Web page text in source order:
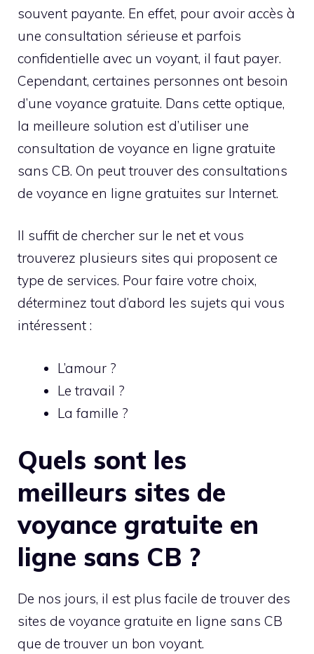
souvent payante. En effet, pour avoir accès à
une consultation sérieuse et parfois
confidentielle avec un voyant, il faut payer.
Cependant, certaines personnes ont besoin
d’une voyance gratuite. Dans cette optique,
la meilleure solution est d’utiliser une
consultation de voyance en ligne gratuite
sans CB. On peut trouver des consultations
de voyance en ligne gratuites sur Internet.
Il suffit de chercher sur le net et vous
trouverez plusieurs sites qui proposent ce
type de services. Pour faire votre choix,
déterminez tout d’abord les sujets qui vous
intéressent :
L’amour ?
Le travail ?
La famille ?
Quels sont les
meilleurs sites de
voyance gratuite en
ligne sans CB ?
De nos jours, il est plus facile de trouver des
sites de voyance gratuite en ligne sans CB
que de trouver un bon voyant.